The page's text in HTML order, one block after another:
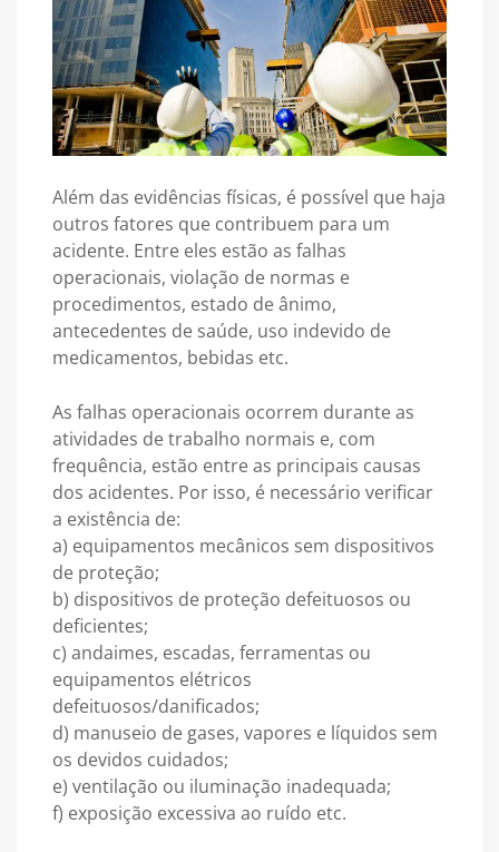
Além das evidências físicas, é possível que haja
outros fatores que contribuem para um
acidente. Entre eles estão as falhas
operacionais, violação de normas e
procedimentos, estado de ânimo,
antecedentes de saúde, uso indevido de
medicamentos, bebidas etc.
As falhas operacionais ocorrem durante as
atividades de trabalho normais e, com
frequência, estão entre as principais causas
dos acidentes. Por isso, é necessário verificar
a existência de:
a) equipamentos mecânicos sem dispositivos
de proteção;
b) dispositivos de proteção defeituosos ou
deficientes;
c) andaimes, escadas, ferramentas ou
equipamentos elétricos
defeituosos/danificados;
d) manuseio de gases, vapores e líquidos sem
os devidos cuidados;
e) ventilação ou iluminação inadequada;
f) exposição excessiva ao ruído etc.